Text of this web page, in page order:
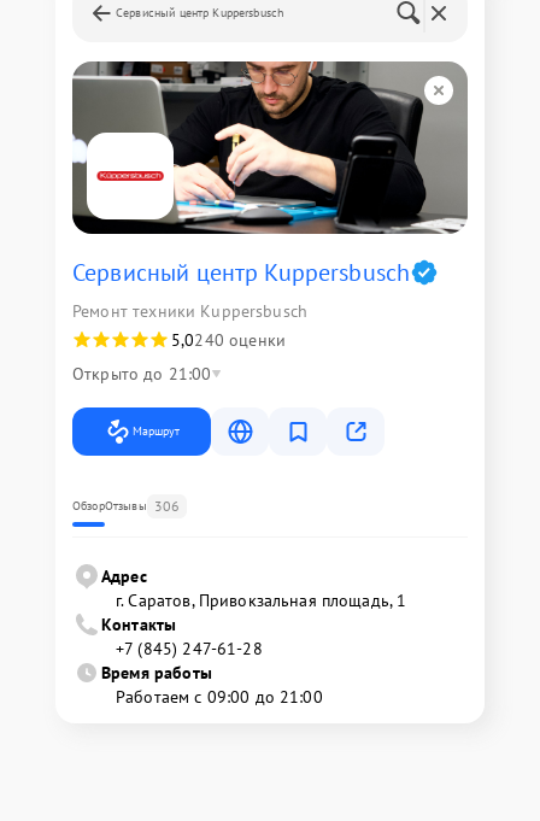
Сервисный центр Kuppersbusch
Сервисный центр Kuppersbusch
Ремонт техники Kuppersbusch
5,0240 оценки
Открыто до 21:00
Маршрут
ОбзорОтзывы 306
Адрес
г. Саратов, Привокзальная площадь, 1
Контакты
+7 (845) 247-61-28
Время работы
Работаем с 09:00 до 21:00